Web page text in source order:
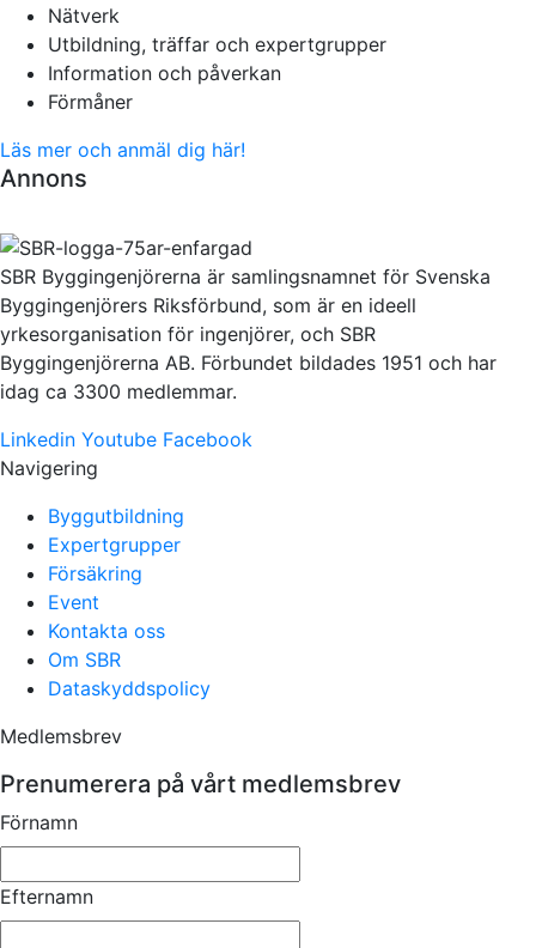
Nätverk
Utbildning, träffar och expertgrupper
Information och påverkan
Förmåner
Läs mer och anmäl dig här!
Annons
SBR Byggingenjörerna är samlingsnamnet för Svenska
Byggingenjörers Riksförbund, som är en ideell
yrkesorganisation för ingenjörer, och SBR
Byggingenjörerna AB. Förbundet bildades 1951 och har
idag ca 3300 medlemmar.
Linkedin Youtube Facebook
Navigering
Byggutbildning
Expertgrupper
Försäkring
Event
Kontakta oss
Om SBR
Dataskyddspolicy
Medlemsbrev
Prenumerera på vårt medlemsbrev
Förnamn
Efternamn